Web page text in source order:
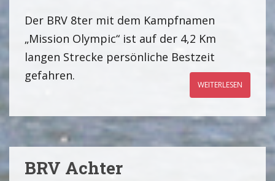
Der BRV 8ter mit dem Kampfnamen
„Mission Olympic“ ist auf der 4,2 Km
langen Strecke persönliche Bestzeit
gefahren.
WEITERLESEN
BRV Achter